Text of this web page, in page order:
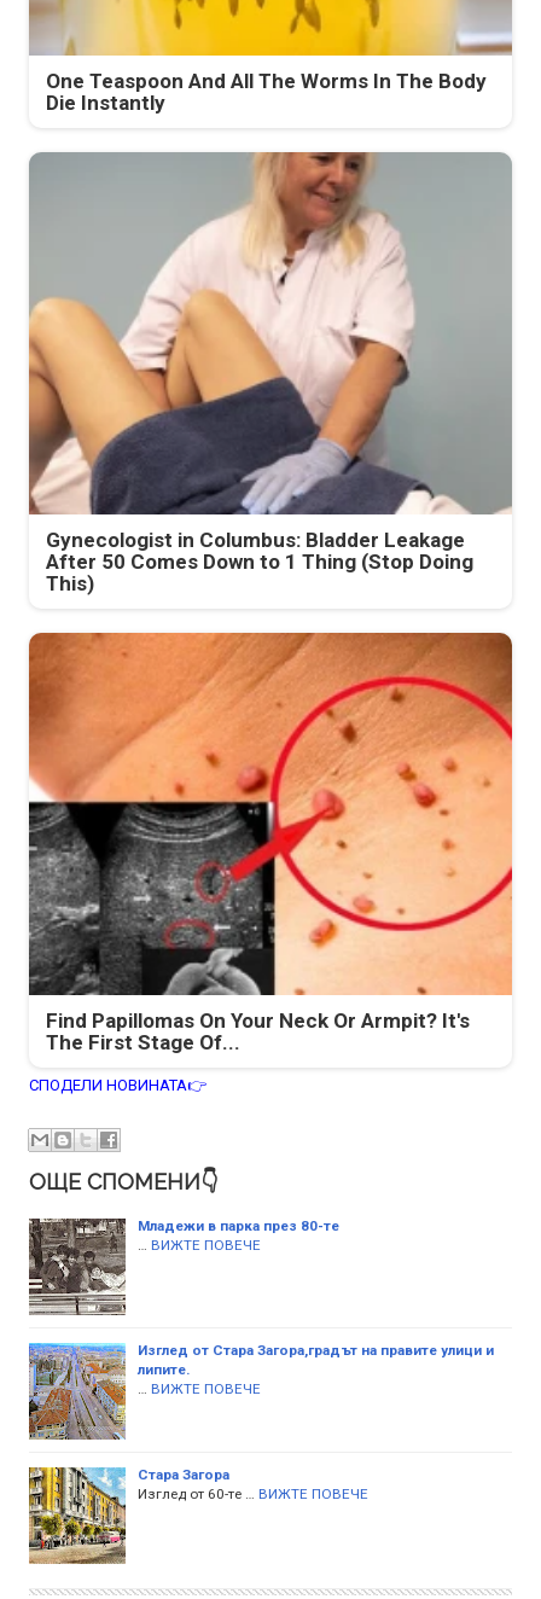
One Teaspoon And All The Worms In The Body
Die Instantly
Gynecologist in Columbus: Bladder Leakage
After 50 Comes Down to 1 Thing (Stop Doing
This)
Find Papillomas On Your Neck Or Armpit? It's
The First Stage Of...
СПОДЕЛИ НОВИНАТА👉
ОЩЕ СПОМЕНИ👇
Младежи в парка през 80-те
ВИЖТЕ ПОВЕЧЕ
Изглед от Стара Загора,градът на правите улици и
липите.
ВИЖТЕ ПОВЕЧЕ
Стара Загора
Изглед от 60-те …
ВИЖТЕ ПОВЕЧЕ